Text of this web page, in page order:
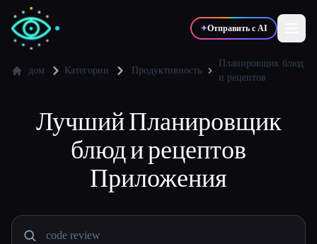
✦Отправить с AI
Разработчики 📈Маркетологи
дом Категории Продуктивность
Планировщик блюд
и рецептов
ЛучшийПланировщик
блюд и рецептов
Приложения